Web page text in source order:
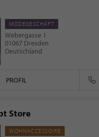
MODEGESCHÄFT
Webergasse 1
01067 Dresden
Deutschland
PROFIL
Store
WOHNACCESSOIRE